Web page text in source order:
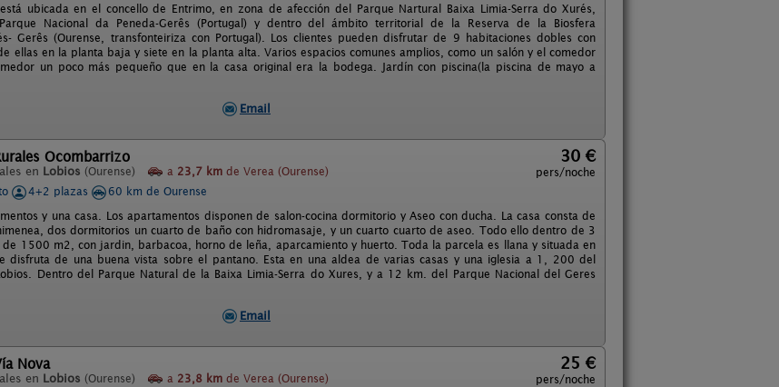
ubicada en el concello de Entrimo, en zona de afección del Parque Nartural Baixa Limia-Serra do Xurés,
Nacional da Peneda-Gerês (Portugal) y dentro del ámbito territorial de la Reserva de la Biosfera
Gerês (Ourense, transfonteiriza con Portugal). Los clientes pueden disfrutar de 9 habitaciones dobles con
ellas en la planta baja y siete en la planta alta. Varios espacios comunes amplios, como un salón y el comedor
un poco más pequeño que en la casa original era la bodega. Jardín con piscina(la piscina de mayo a
Email
Ocombarrizo
en Lobios (Ourense) a 23,7 km de Verea (Ourense)
30 €
pers/noche
4+2 plazas
60 km de Ourense
y una casa. Los apartamentos disponen de salon-cocina dormitorio y Aseo con ducha. La casa consta de
dos dormitorios un cuarto de baño con hidromasaje, y un cuarto cuarto de aseo. Todo ello dentro de 3
de 1500 m2, con jardin, barbacoa, horno de leña, aparcamiento y huerto. Toda la parcela es llana y situada en
disfruta de una buena vista sobre el pantano. Esta en una aldea de varias casas y una iglesia a 1, 200 del
Dentro del Parque Natural de la Baixa Limia-Serra do Xures, y a 12 km. del Parque Nacional del Geres
Email
Nova
en Lobios (Ourense) a 23,8 km de Verea (Ourense)
25 €
pers/noche